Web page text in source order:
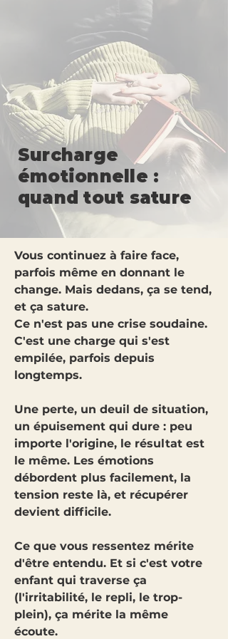
Surcharge
émotionnelle :
quand tout sature
Vous continuez à faire face,
parfois même en donnant le
change. Mais dedans, ça se tend,
et ça sature.
Ce n'est pas une crise soudaine.
C'est une charge qui s'est
empilée, parfois depuis
longtemps.
Une perte, un deuil de situation,
un épuisement qui dure : peu
importe l'origine, le résultat est
le même. Les émotions
débordent plus facilement, la
tension reste là, et récupérer
devient difficile.
Ce que vous ressentez mérite
d'être entendu. Et si c'est votre
enfant qui traverse ça
(l'irritabilité, le repli, le trop-
plein), ça mérite la même
écoute.